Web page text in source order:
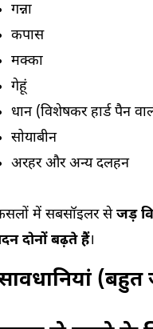
गन्ना
कपास
मक्का
गेहूं
धान (विशेषकर हार्ड पैन
सोयाबीन
अरहर और अन्य दलहन
में सबसॉइलर सेजड़
दोनों बढ़ते हैं।
(बहुत